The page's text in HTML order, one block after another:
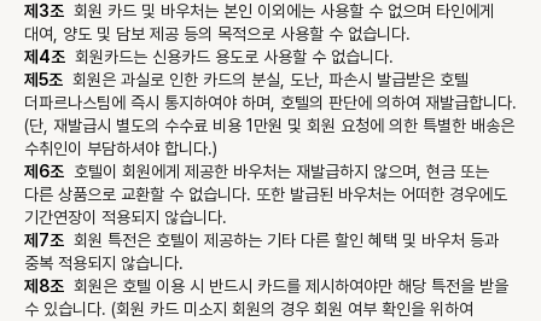
제3조 회원 카드 및 바우처는 본인 이외에는 사용할 수 없으며 타인에게
대여, 양도 및 담보 제공 등의 목적으로 사용할 수 없습니다.
제4조 회원카드는 신용카드 용도로 사용할 수 없습니다.
제5조 회원은 과실로 인한 카드의 분실, 도난, 파손시 발급받은 호텔
더파르나스팀에 즉시 통지하여야 하며, 호텔의 판단에 의하여 재발급합니다.
(단, 재발급시 별도의 수수료 비용 1만원 및 회원 요청에 의한 특별한 배송은
수취인이 부담하셔야 합니다.)
제6조 호텔이 회원에게 제공한 바우처는 재발급하지 않으며, 현금 또는
다른 상품으로 교환할 수 없습니다. 또한 발급된 바우처는 어떠한 경우에도
기간연장이 적용되지 않습니다.
제7조 회원 특전은 호텔이 제공하는 기타 다른 할인 혜택 및 바우처 등과
중복 적용되지 않습니다.
제8조 회원은 호텔 이용 시 반드시 카드를 제시하여야만 해당 특전을 받을
수 있습니다. (회원 카드 미소지 회원의 경우 회원 여부 확인을 위하여